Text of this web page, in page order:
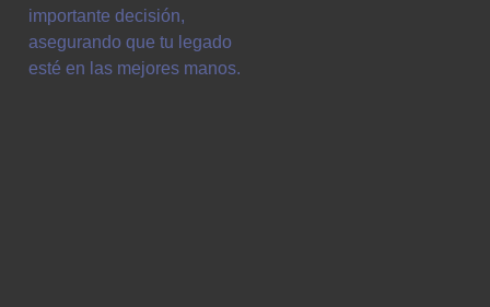
importante decisión,
asegurando que tu legado
esté en las mejores manos.